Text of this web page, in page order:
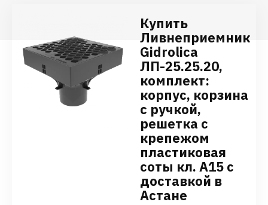
Купить
Ливнеприемник
Gidrolica
ЛП-25.25.20,
комплект:
корпус, корзина
с ручкой,
решетка с
крепежом
пластиковая
соты кл. А15 с
доставкой в
Астане